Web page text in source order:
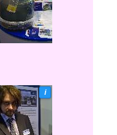
i